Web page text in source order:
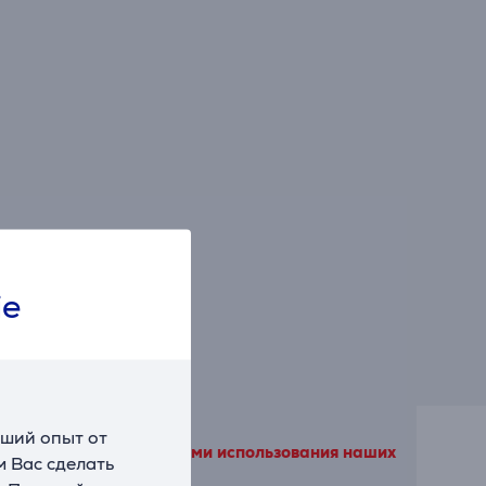
опыт от
сделатьс условиями использования наших